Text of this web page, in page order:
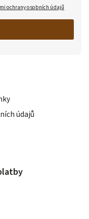
údajů
ochrany osobních údajů